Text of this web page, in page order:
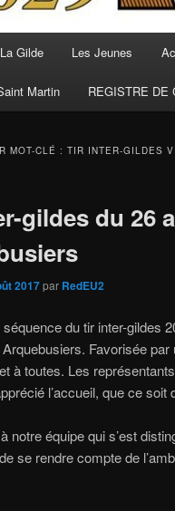
La Gilde Les Jeunes
Martin REGISTRE DE
MOT-CLÉ : TIR INTER-GILDES
gildes du 26
2017par RedEU2
du tir inter-gildes
Arquebusiers. Favorisée
à toutes. Les
l’accueil, que ce
notre équipe qui s’est
se rendre compte de